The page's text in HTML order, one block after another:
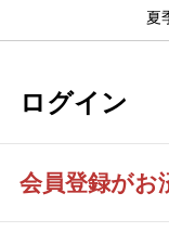
夏
ログイン
会員登録がお